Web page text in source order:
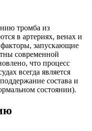
тромба из
в артериях, венах и
запускающие
современной
что процесс
всегда является
состава и
состоянии).